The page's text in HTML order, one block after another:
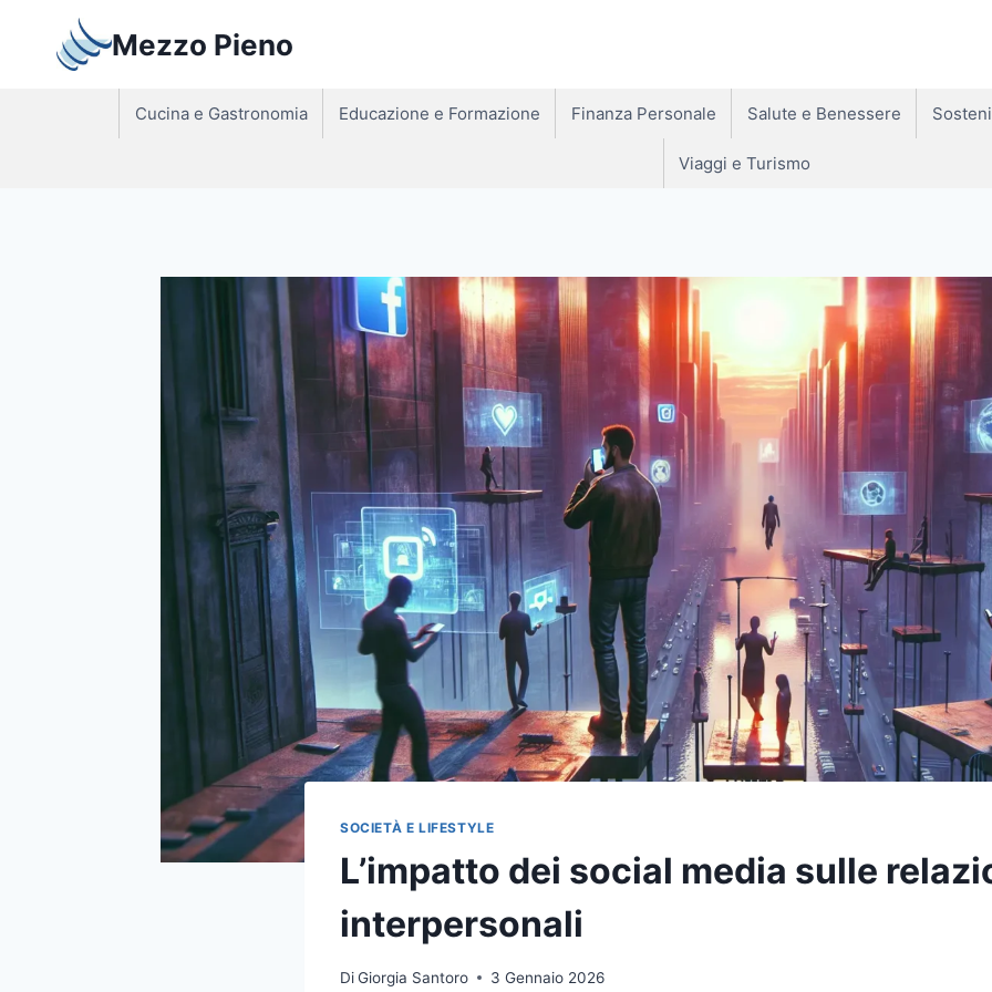
contenuto
Mezzo Pieno
Cucina e Gastronomia Educazione e Formazione Finanza Personale Salute e Benessere
Viaggi e Turismo
SOCIETÀ E LIFESTYLE
L’impatto dei social media sulle
interpersonali
DiGiorgia Santoro 3 Gennaio 2026